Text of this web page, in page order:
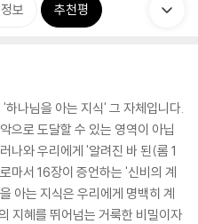
보 추천평
나님을 아는 지식' 그 자체입니다.
으로 도달할 수 있는 영역이 아닙
나와 우리에게 '알려진 바 된(롬 1
마서 16장이 증언하는 '신비의 계
아는 지식은 우리에게 명백히 계
지혜를 뛰어넘는 거룩한 비밀이자